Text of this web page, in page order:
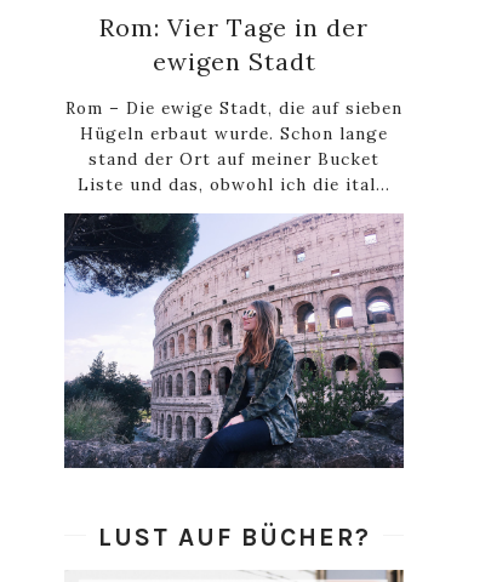
Rom: Vier Tage in der
ewigen Stadt
Rom – Die ewige Stadt, die auf sieben
Hügeln erbaut wurde. Schon lange
stand der Ort auf meiner Bucket
Liste und das, obwohl ich die ital...
LUST AUF BÜCHER?